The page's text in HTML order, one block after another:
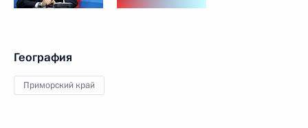
География
Приморский край